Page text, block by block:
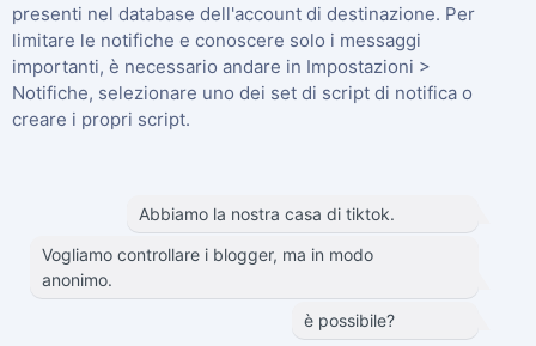
Abbiamo la nostra casa di tiktok.
Vogliamo controllare i blogger, ma in modo
anonimo.
è possibile?
presenti nel database dell'account di destinazione. Per
limitare le notifiche e conoscere solo i messaggi
importanti, è necessario andare in Impostazioni >
Notifiche, selezionare uno dei set di script di notifica o
creare i propri script.